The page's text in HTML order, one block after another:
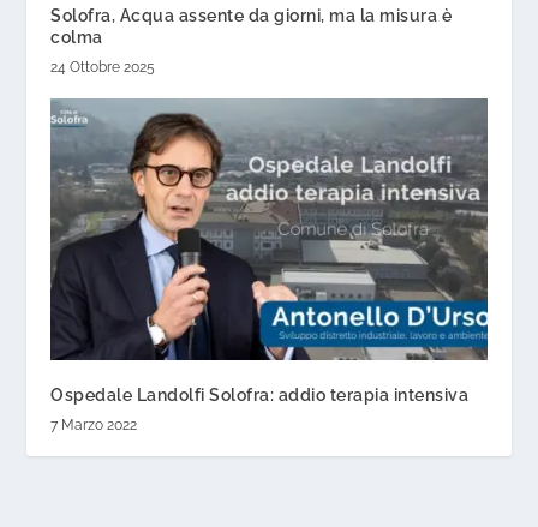
Solofra, Acqua assente da giorni, ma la misura è
colma
24 Ottobre 2025
Ospedale Landolfi Solofra: addio terapia intensiva
7 Marzo 2022